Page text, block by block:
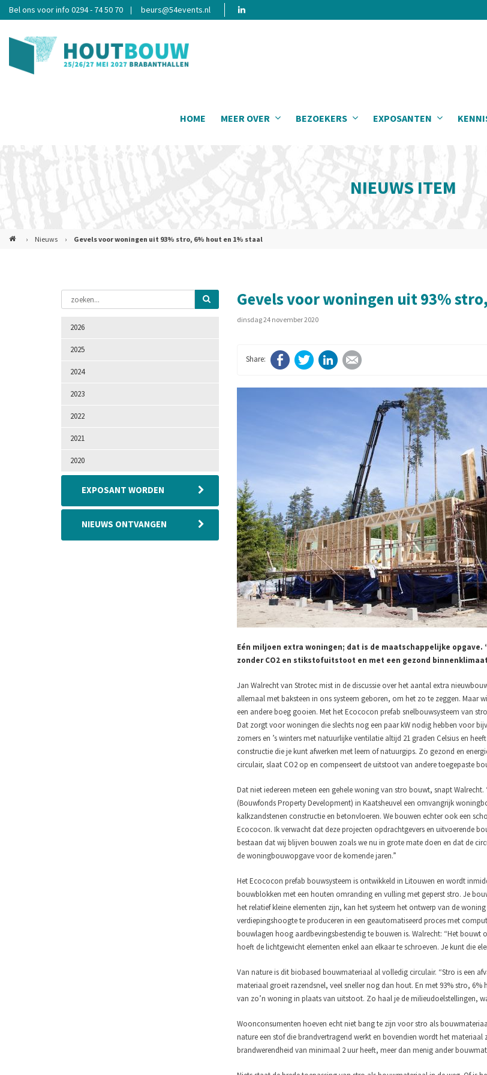
Bel ons voor info 0294 - 74 50 70 beurs@54events.nl
HOME MEER OVER BEZOEKERS EXPOSANTEN
NIEUWS ITEM
› Nieuws › Gevels voor woningen uit 93% stro, 6% hout en 1% staal
2026
2025
2024
2023
2022
2021
2020
EXPOSANT WORDEN
NIEUWS ONTVANGEN
Gevels voor woningen uit 93%
dinsdag 24 november 2020
FacebookTwitterLinkedInE-mail
Eén miljoen extra woningen; dat is de maatschappelijke
zonder CO2 en stikstofuitstoot en met een gezond
Jan Walrecht van Strotec mist in de discussie over het aantal extra
allemaal met baksteen in ons systeem geboren, om het zo te zeggen. Maar
een andere boeg gooien. Met het Ecococon prefab snelbouwsysteem van
Dat zorgt voor woningen die slechts nog een paar kW nodig hebben voor
zomers en ’s winters met natuurlijke ventilatie altijd 21 graden Celsius en
constructie die je kunt afwerken met leem of natuurgips. Zo gezond en
circulair, slaat CO2 op en compenseert de uitstoot van andere toegepaste
Dat niet iedereen meteen een gehele woning van stro bouwt, snapt
(Bouwfonds Property Development) in Kaatsheuvel een omvangrijk
kalkzandstenen constructie en betonvloeren. We bouwen echter ook een
Ecococon. Ik verwacht dat deze projecten opdrachtgevers en uitvoerende
bestaan dat wij blijven bouwen zoals we nu in grote mate doen en dat de
de woningbouwopgave voor de komende jaren.”
Het Ecococon prefab bouwsysteem is ontwikkeld in Litouwen en wordt
bouwblokken met een houten omranding en vulling met geperst stro. Je
het relatief kleine elementen zijn, kan het systeem het ontwerp van de
verdiepingshoogte te produceren in een geautomatiseerd proces met
bouwlagen hoog aardbevingsbestendig te bouwen is. Walrecht: “Het
hoeft de lichtgewicht elementen enkel aan elkaar te schroeven. Je kunt die
Van nature is dit biobased bouwmateriaal al volledig circulair. “Stro is een
materiaal groeit razendsnel, veel sneller nog dan hout. En met 93% stro,
van zo’n woning in plaats van uitstoot. Zo haal je de milieudoelstellingen,
Woonconsumenten hoeven echt niet bang te zijn voor stro als
nature een stof die brandvertragend werkt en bovendien wordt het
brandwerendheid van minimaal 2 uur heeft, meer dan menig ander